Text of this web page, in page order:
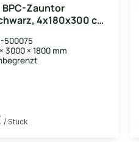
BPC-Zauntor
4x180x300 cm,
500075
3000 × 1800 mm
/ Stück